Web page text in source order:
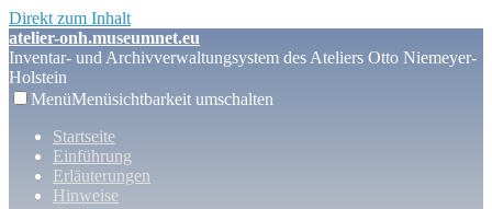
Direkt zum Inhalt
atelier-onh.museumnet.eu
Inventar- und Archivverwaltungsystem des Ateliers Otto Niemeyer-
Holstein
MenüMenüsichtbarkeit umschalten
Startseite
Einführung
Erläuterungen
Hinweise